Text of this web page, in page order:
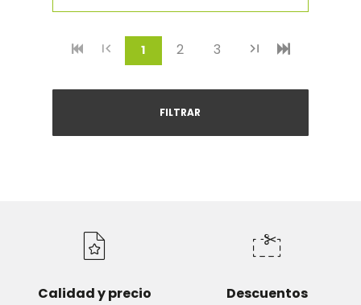
1(current)
2 3
FILTRAR
Calidad y precio Descuentos